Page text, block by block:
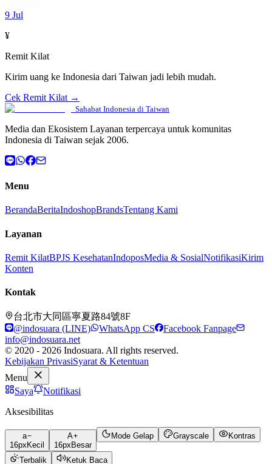
9 Jul
¥
Remit Kilat
Kirim uang ke Indonesia dari Taiwan jadi lebih mudah.
Cek Remit Kilat →
Sahabat Indonesia di Taiwan
Media dan Ekosistem Layanan terpercaya untuk komunitas
Indonesia di Taiwan sejak 2006.
Menu
BerandaBeritaIndoshopBrandsTentang Kami
Layanan
Remit KilatBPJS KesehatanIndoposMedia & SosialNotifikasiKirim
Konten
Kontak
台北市大同區寧夏路84號8F
@indosuara (LINE)
WhatsApp CS
Facebook Fanpage
info@indosuara.net
© 2020 - 2026 Indosuara. All rights reserved.
Kebijakan PrivasiSyarat & Ketentuan
Menu
Saya
Notifikasi
Aksesibilitas
a
16px Kecil
A
16px Besar
Mode Gelap Grayscale Kontras
Terbalik Ketuk Baca